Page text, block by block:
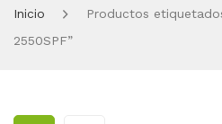
Inicio
Productos
2550SPF”